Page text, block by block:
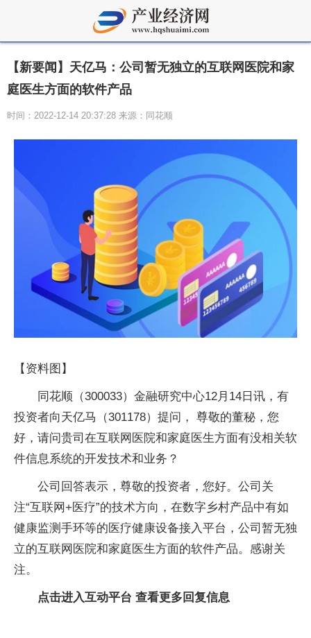
【新要闻】天亿马：公司暂无独立的互联网医院和家
庭医生方面的软件产品
时间：2022-12-14 20:37:28 来源：同花顺
【资料图】
同花顺（300033）金融研究中心12月14日讯，有
投资者向天亿马（301178）提问， 尊敬的董秘，您
好，请问贵司在互联网医院和家庭医生方面有没相关软
件信息系统的开发技术和业务？
公司回答表示，尊敬的投资者，您好。公司关
注“互联网+医疗”的技术方向，在数字乡村产品中有如
健康监测手环等的医疗健康设备接入平台，公司暂无独
立的互联网医院和家庭医生方面的软件产品。感谢关
注。
点击进入互动平台 查看更多回复信息